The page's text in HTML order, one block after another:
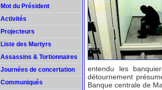
Mot du Président
Activités
Projecteurs
Liste des Martyrs
Assassins & Tortionnaires
Journées de concertation
Communiqués
entendu les
détournement
Banque centrale de